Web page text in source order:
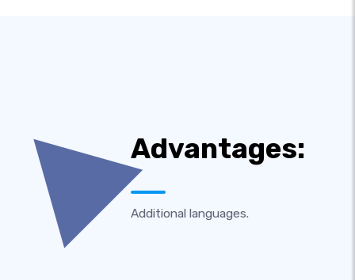
Advantages:
Additional languages.